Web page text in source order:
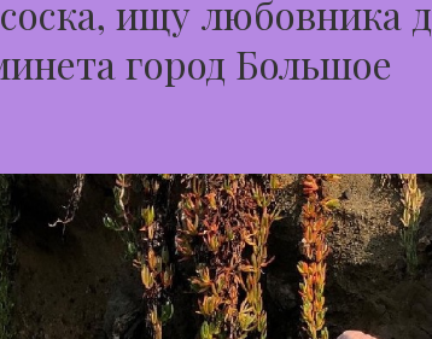
ищу любовника
город Большое